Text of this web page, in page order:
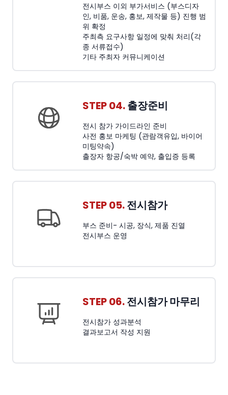
전시부스 이외 부가서비스 (부스디자
인, 비품, 운송, 홍보, 제작물 등) 진행 범
위 확정
주최측 요구사항 일정에 맞춰 처리(각
종 서류접수)
기타 주최자 커뮤니케이션
STEP 04.출장준비
전시 참가 가이드라인 준비
사전 홍보 마케팅 (관람객유입, 바이어
미팅약속)
출장자 항공/숙박 예약, 출입증 등록
STEP 05.전시참가
부스 준비- 시공, 장식, 제품 진열
전시부스 운영
STEP 06.전시참가 마무리
전시참가 성과분석
결과보고서 작성 지원